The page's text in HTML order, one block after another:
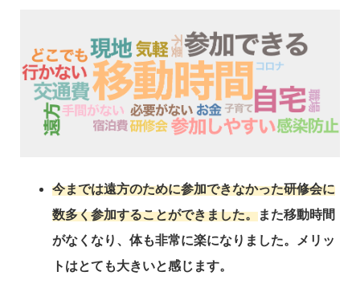
今までは遠方のために参加できなかった研修会に
数多く参加することができました。また移動時間
がなくなり、体も非常に楽になりました。メリッ
トはとても大きいと感じます。